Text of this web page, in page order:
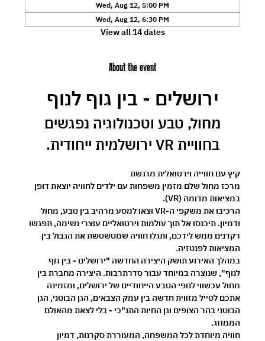
Wed, Aug 12, 5:00 PM
Wed, Aug 12, 6:30 PM
View all 14 dates
About the event
ירושלים - בין גוף לנוף
מחול, טבע וטכנולוגיה נפגשים
בחוויית VR ירושלמית ייחודית.
קיץ עם חווייה וירטואלית מרגשת
מרכז מחול שלם מזמין משפחות עם ילדים לחוויה יוצאת דופן
במציאות מדומה (VR).
הרכיבו את משקפי ה-VR וצאו למסע מרהיב בין טבע, מחול
ודמיון. תיכנסו אל תוך עולמות וירטואליים עוצרי נשימה, תפגשו
רקדנים ממש לידכם, ותגלו חוויה שמטשטשת את הגבול בין
המציאות לפנטזיה.
במהלך האירוע תושק היצירה החדשה "ירושלים - בין גוף
לנוף", שנוצרה במיוחד עבור סדרתרבות. היצירה מחברת בין
מחול עכשווי לנופי הטבע הייחודיים של ירושלים, ומזמינה
אתכם לטייל מזווית חדשה בין עמק הצבאים, הגן הבוטני, הגן
הבוטני בהר הצופים וגן החיות התנ"כי - בלי לצאת מהאולם
הממוזג.
חוויה מיוחדת לכל המשפחה, המעוררת סקרנות, דמיון